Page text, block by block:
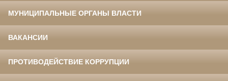
МУНИЦИПАЛЬНЫЕ ОРГАНЫ ВЛАСТИ
ВАКАНСИИ
ПРОТИВОДЕЙСТВИЕ КОРРУПЦИИ